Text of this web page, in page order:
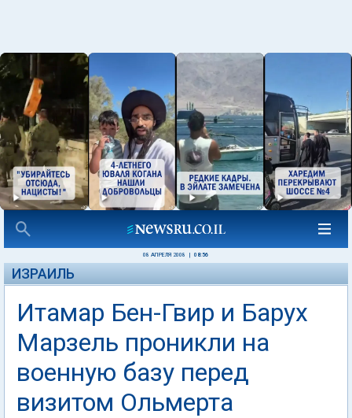
08 АПРЕЛЯ 2008 08:56
ИЗРАИЛЬ
Итамар Бен-Гвир и Барух
Марзель проникли на
военную базу перед
визитом Ольмерта